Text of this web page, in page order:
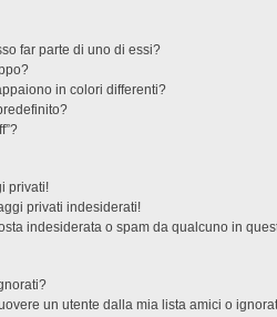
far parte di uno di essi?
in colori differenti?
privati!
privati indesiderati!
indesiderata o spam da qualcuno in
un utente dalla mia lista amici o